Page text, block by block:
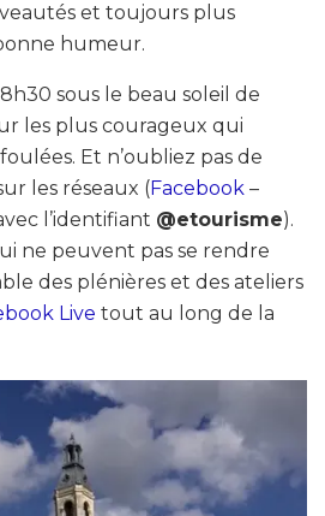
et toujours plus
humeur.
sous le beau soleil de
les plus courageux qui
Et n’oubliez pas de
les réseaux (Facebook –
l’identifiant @etourisme).
ne peuvent pas se rendre
des plénières et des ateliers
Live tout au long de la